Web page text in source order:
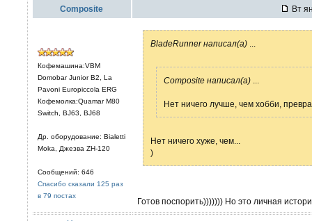
Composite Вт
Кофемашина:VBM
Domobar Junior B2, La
Pavoni Europiccola ERG
Кофемолка:Quamar M80
Switch, BJ63, BJ68
Др. оборудование: Bialetti
Moka, Джезва ZH-120
Сообщений: 646
Спасибо сказали 125 раз
в 79 постах
BladeRunner написал(а)
Composite написал(а)
Нет ничего лучше, чем хобби,
Нет ничего хуже, чем...
)
Готов поспорить))))))) Но это личная